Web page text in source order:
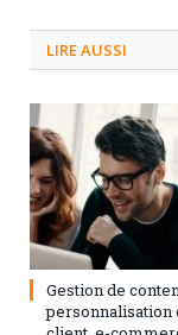
LIRE AUSSI
3 septembre 2024
Gestion de
personnalisation